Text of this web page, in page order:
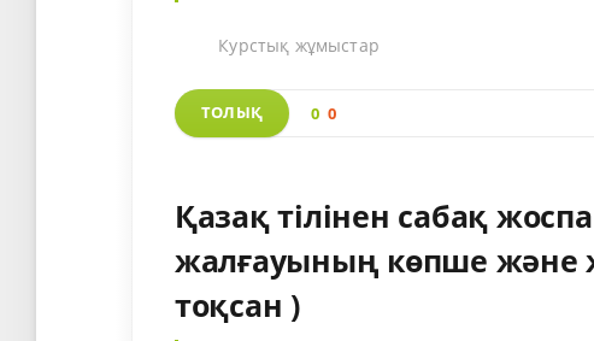
Курстық жұмыстар
ТОЛЫҚ 0 0
Қазақ тілінен сабақ
жалғауының көпше және
тоқсан )